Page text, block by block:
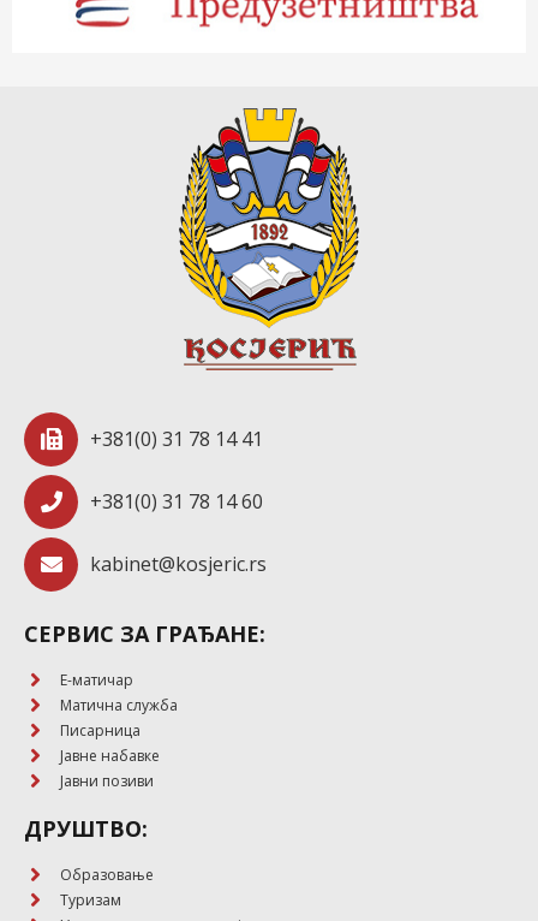
+381(0) 31 78 14 41
+381(0) 31 78 14 60
kabinet@kosjeric.rs
СЕРВИС ЗА ГРАЂАНЕ:
E-матичар
Матична служба
Писарница
Јавне набавке
Јавни позиви
ДРУШТВО:
Образовање
Туризам